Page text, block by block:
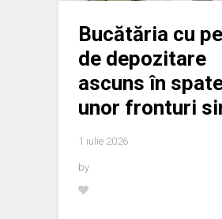
Bucătăria cu
de depozitare
ascuns în
unor fronturi
1 iulie 2026
by